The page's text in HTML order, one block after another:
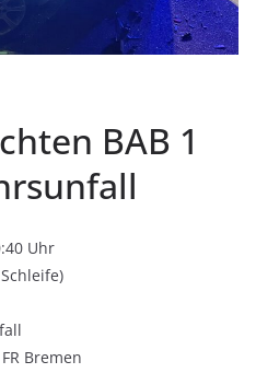
BAB 1
Uhr
Bremen